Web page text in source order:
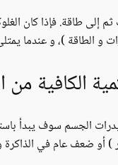
إلى طاقة. فإذا كان
و الطاقة )، و عندما
الكافية من
الجسم سوف يبدأ
) أو ضعف عام في